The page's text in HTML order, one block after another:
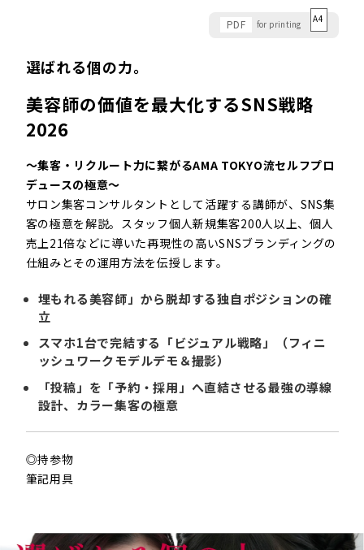
PDF for printing A4
選ばれる個の力。
美容師の価値を最大化するSNS戦略
2026
〜集客・リクルート力に繋がるAMA TOKYO流セルフプロ
デュースの極意〜
サロン集客コンサルタントとして活躍する講師が、SNS集
客の極意を解説。スタッフ個人新規集客200人以上、個人
売上21倍などに導いた再現性の高いSNSブランディングの
仕組みとその運用方法を伝授します。
埋もれる美容師」から脱却する独自ポジションの確
立
スマホ1台で完結する「ビジュアル戦略」（フィニ
ッシュワークモデルデモ＆撮影）
「投稿」を「予約・採用」へ直結させる最強の導線
設計、カラー集客の極意
◎持参物
筆記用具